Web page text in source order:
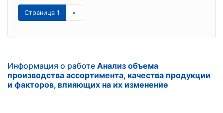
Страница 1 »
Информация о работе Анализ объема
производства ассортимента, качества продукции
и факторов, влияющих на их изменение